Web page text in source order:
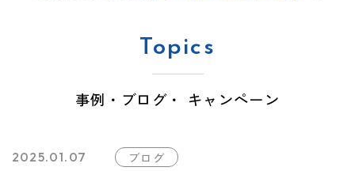
Topics
事例・ブログ・ キャンペーン
2025.01.07 ブログ